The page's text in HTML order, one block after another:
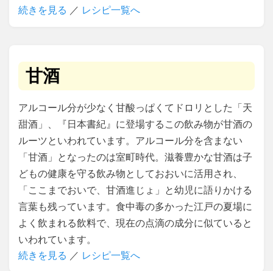
続きを見る ／ レシピ一覧へ
甘酒
アルコール分が少なく甘酸っぱくてドロリとした「天
甜酒」、『日本書紀』に登場するこの飲み物が甘酒の
ルーツといわれています。アルコール分を含まない
「甘酒」となったのは室町時代。滋養豊かな甘酒は子
どもの健康を守る飲み物としておおいに活用され、
「ここまでおいで、甘酒進じょ」と幼児に語りかける
言葉も残っています。食中毒の多かった江戸の夏場に
よく飲まれる飲料で、現在の点滴の成分に似ていると
いわれています。
続きを見る ／ レシピ一覧へ